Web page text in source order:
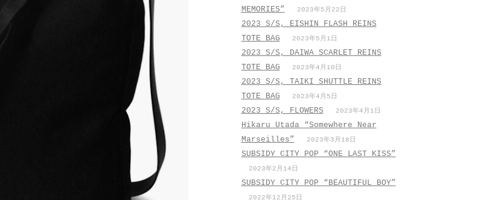
MEMORIES”
2023年5月22日
2023 S/S, EISHIN FLASH REINS
TOTE BAG
2023年5月1日
2023 S/S, DAIWA SCARLET REINS
TOTE BAG
2023年4月10日
2023 S/S, TAIKI SHUTTLE REINS
TOTE BAG
2023年4月5日
2023 S/S, FLOWERS 2023年4月1日
Hikaru Utada “Somewhere Near
Marseilles”
2023年3月18日
SUBSIDY CITY POP “ONE LAST KISS”
2023年2月14日
SUBSIDY CITY POP “BEAUTIFUL BOY”
2022年12月25日